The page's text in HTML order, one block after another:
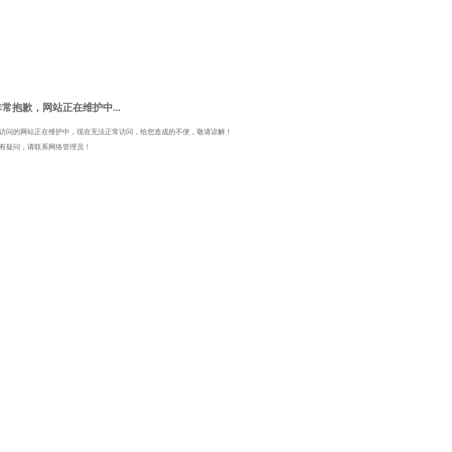
抱歉，网站正在维护中...
问的网站正在维护中，现在无法正常访问，给您造成的不便，敬请谅解！
疑问，请联系网络管理员！